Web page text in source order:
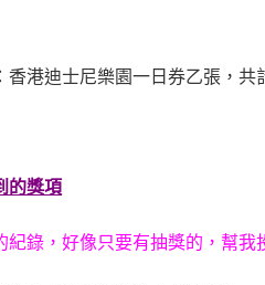
：香港迪士尼樂園一日券乙張，
的獎項
紀錄，好像只要有抽獎的，幫我